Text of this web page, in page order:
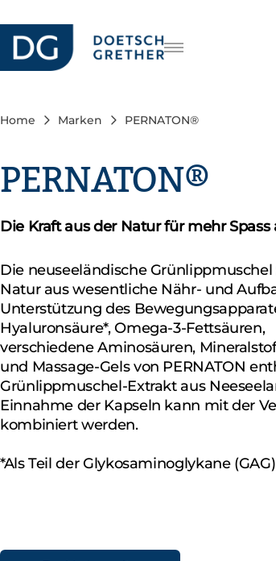
Karriere
EN
Home Marken PERNATON®
PERNATON®
Die Kraft aus der Natur für mehr
Die neuseeländische
Natur aus wesentliche Nähr- und
Unterstützung des
Hyaluronsäure*, Omega-3-Fettsäuren,
verschiedene Aminosäuren,
und Massage-Gels von PERNATON
Grünlippmuschel-Extrakt aus
Einnahme der Kapseln kann mit der
kombiniert werden.
*Als Teil der Glykosaminoglykane (GAG)